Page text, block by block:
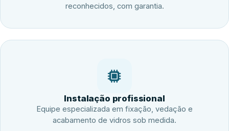
reconhecidos, com garantia.
Instalação profissional
Equipe especializada em fixação, vedação e
acabamento de vidros sob medida.